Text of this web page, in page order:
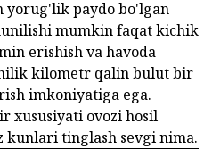
yorug'lik paydo bo'lgan
mumkin faqat kichik
erishish va havoda
kilometr qalin bulut bir
imkoniyatiga ega.
xususiyati ovozi hosil
kunlari tinglash sevgi nima.